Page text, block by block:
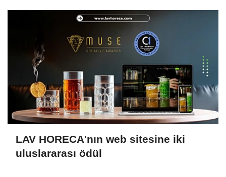
LAV HORECA'nın web sitesine iki
uluslararası ödül